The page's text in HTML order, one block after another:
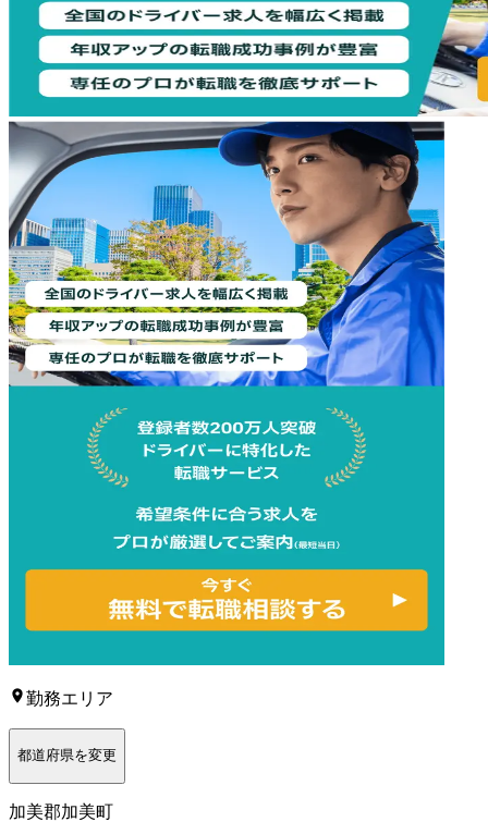
勤務エリア
都道府県を変更
加美郡加美町